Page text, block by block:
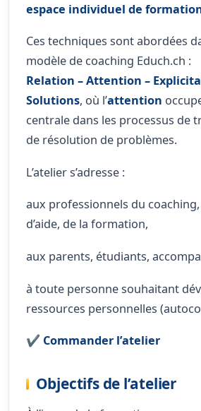
espace individuel de
Ces techniques sont abordées
modèle de coaching Educh.ch :
Relation – Attention –
Solutions, où l’attention
centrale dans les processus de
de résolution de problèmes.
L’atelier s’adresse :
aux professionnels du
d’aide, de la formation,
aux parents, étudiants,
à toute personne souhaitant
ressources personnelles
✔️ Commander l’atelier
Objectifs de l’atelier